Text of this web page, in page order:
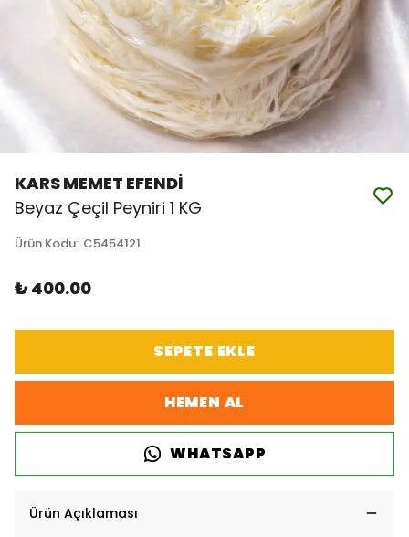
KARS MEMET EFENDİ
Beyaz Çeçil Peyniri 1 KG
Ürün Kodu: C5454121
₺ 400.00
SEPETE EKLE
HEMEN AL
WHATSAPP
Ürün Açıklaması